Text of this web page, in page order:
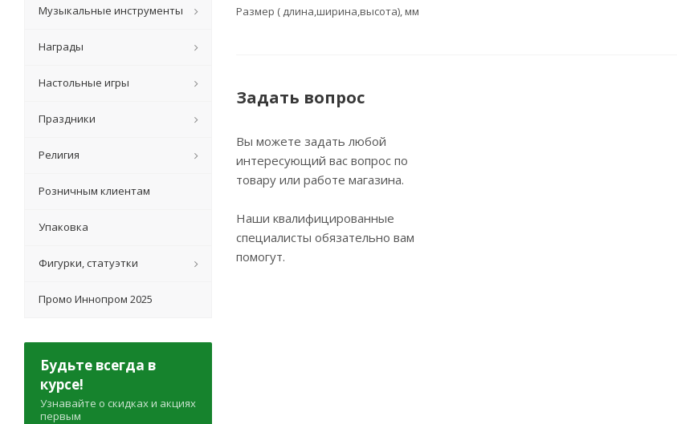
Размер ( длина,ширина,высота), мм
Задать вопрос
Вы можете задать любой
интересующий вас вопрос по
товару или работе магазина.
Наши квалифицированные
специалисты обязательно вам
помогут.
Музыкальные инструменты
Награды
Настольные игры
Праздники
Религия
Розничным клиентам
Упаковка
Фигурки, статуэтки
Промо Иннопром 2025
Будьте всегда в
курсе!
Узнавайте о скидках и акциях
первым